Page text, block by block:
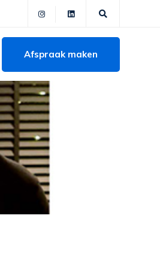
Afspraak maken